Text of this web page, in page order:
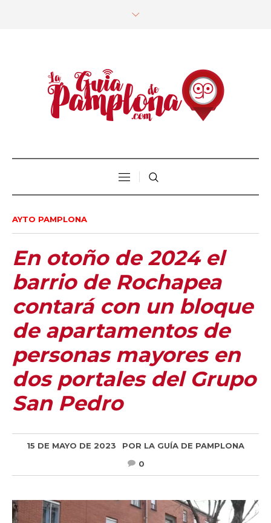
AYTO PAMPLONA
En otoño de 2024 el
barrio de Rochapea
contará con un bloque
de apartamentos de
personas mayores en
dos portales del Grupo
San Pedro
15 DE MAYO DE 2023 POR LA GUÍA DE PAMPLONA
0